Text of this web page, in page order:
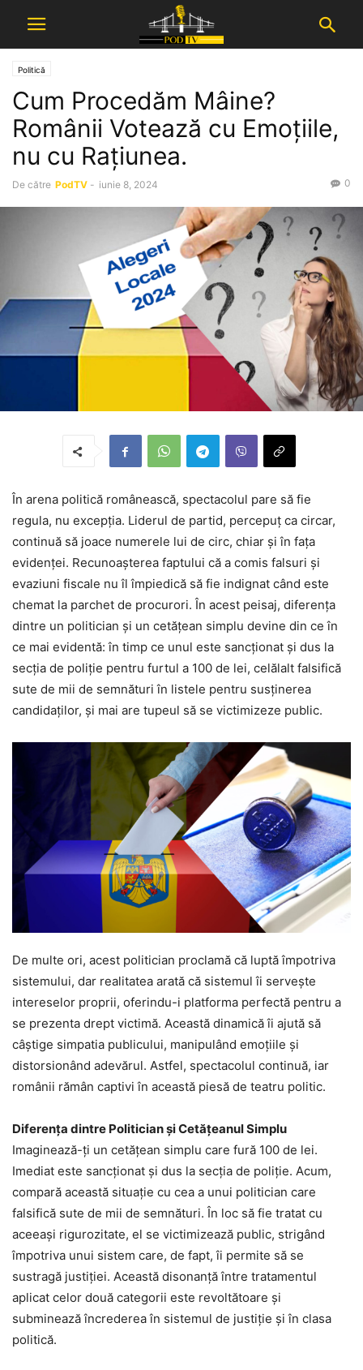
Politică
Cum Procedăm Mâine?
Românii Votează cu Emoțiile,
nu cu Rațiunea.
De către PodTV - iunie 8, 2024 0
În arena politică românească, spectacolul pare să fie
regula, nu excepția. Liderul de partid, percepuț ca circar,
continuă să joace numerele lui de circ, chiar și în fața
evidenței. Recunoașterea faptului că a comis falsuri și
evaziuni fiscale nu îl împiedică să fie indignat când este
chemat la parchet de procurori. În acest peisaj, diferența
dintre un politician și un cetățean simplu devine din ce în
ce mai evidentă: în timp ce unul este sancționat și dus la
secția de poliție pentru furtul a 100 de lei, celălalt falsifică
sute de mii de semnături în listele pentru susținerea
candidaților, și mai are tupeul să se victimizeze public.
De multe ori, acest politician proclamă că luptă împotriva
sistemului, dar realitatea arată că sistemul îi servește
intereselor proprii, oferindu-i platforma perfectă pentru a
se prezenta drept victimă. Această dinamică îi ajută să
câștige simpatia publicului, manipulând emoțiile și
distorsionând adevărul. Astfel, spectacolul continuă, iar
românii rămân captivi în această piesă de teatru politic.
Diferența dintre Politician și Cetățeanul Simplu
Imaginează-ți un cetățean simplu care fură 100 de lei.
Imediat este sancționat și dus la secția de poliție. Acum,
compară această situație cu cea a unui politician care
falsifică sute de mii de semnături. În loc să fie tratat cu
aceeași rigurozitate, el se victimizează public, strigând
împotriva unui sistem care, de fapt, îi permite să se
sustragă justiției. Această disonanță între tratamentul
aplicat celor două categorii este revoltătoare și
subminează încrederea în sistemul de justiție și în clasa
politică.